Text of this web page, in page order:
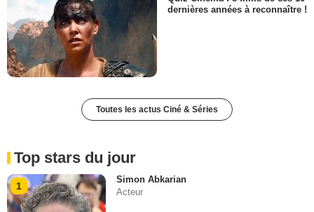
dernières années à reconnaître !
Toutes les actus Ciné & Séries
Top stars du jour
1
Simon Abkarian
Acteur